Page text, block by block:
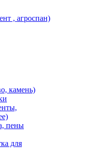
, агроспан)
камень)
пены
для